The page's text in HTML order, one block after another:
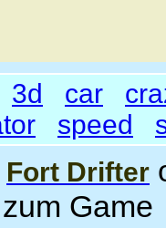
3d car
speed
Fort Drifter
zum Game